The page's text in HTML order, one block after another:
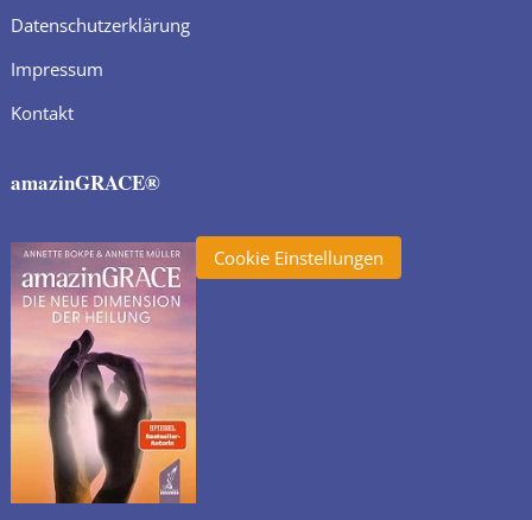
Datenschutzerklärung
Impressum
Kontakt
amazinGRACE®
Cookie Einstellungen